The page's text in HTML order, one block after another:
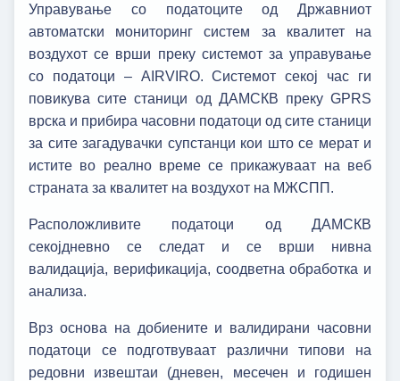
Управување со податоците од Државниот
автоматски мониторинг систем за квалитет на
воздухот се врши преку системот за управување
со податоци – AIRVIRO. Системот секој час ги
повикува сите станици од ДАМСКВ преку GPRS
врска и прибира часовни податоци од сите станици
за сите загадувачки супстанци кои што се мерат и
истите во реално време се прикажуваат на веб
страната за квалитет на воздухот на МЖСПП.
Расположливите податоци од ДАМСКВ
секојдневно се следат и се врши нивна
валидација, верификација, соодветна обработка и
анализа.
Врз основа на добиените и валидирани часовни
податоци се подготвуваат различни типови на
редовни извештаи (дневен, месечен и годишен